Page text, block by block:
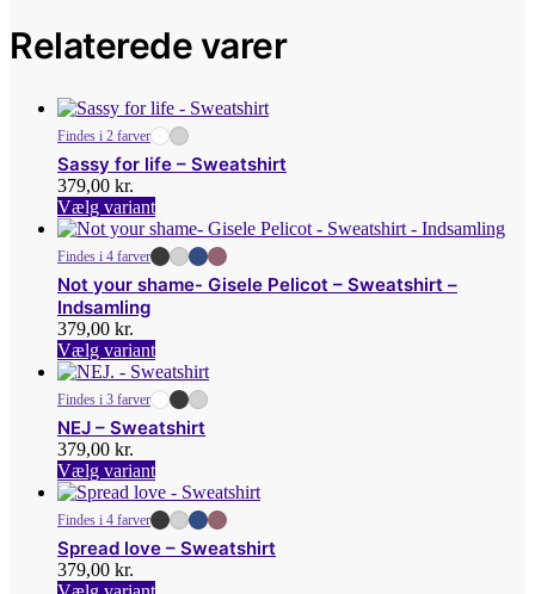
Relaterede varer
Findes i 2 farver
Sassy for life – Sweatshirt
379,00 kr.
Vælg variantDette
vare
har
flere
varianter.
vælges
på
varesiden
Findes i 4 farver
Not your shame- Gisele Pelicot – Sweatshirt –
Indsamling
379,00 kr.
Vælg variantDette
vare
har
flere
varianter.
Mulighederne
kan
vælges
på
varesiden
Findes i 3 farver
NEJ – Sweatshirt
379,00 kr.
Vælg variantDette
vare
har
flere
varianter.
Mulighederne
Findes i 4 farver
Spread love – Sweatshirt
379,00 kr.
Dette